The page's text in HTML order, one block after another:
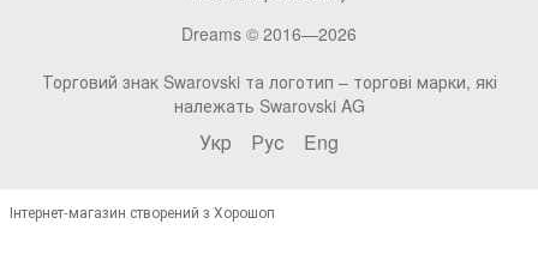
Dreams © 2016—2026
Торговий знак Swarovski та логотип – торгові марки, які
належать Swarovski AG
Укр Рус Eng
Інтернет-магазин створений з Хорошоп